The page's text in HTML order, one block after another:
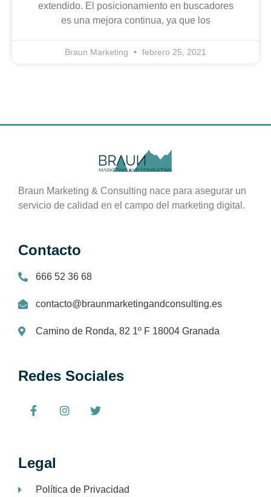
extendido. El posicionamiento en buscadores
es una mejora continua, ya que los
Braun Marketing febrero 25, 2021
Braun Marketing & Consulting nace para asegurar un
servicio de calidad en el campo del marketing digital.
Contacto
666 52 36 68
contacto@braunmarketingandconsulting.es
Camino de Ronda, 82 1º F 18004 Granada
Redes Sociales
Legal
Política de Privacidad